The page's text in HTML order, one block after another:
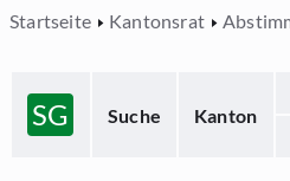
Startseite Kantonsrat
SG Suche Kanton